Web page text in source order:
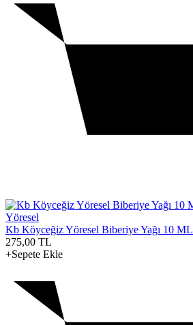
Kb Köyceğiz Yöresel Biberiye Yağı 10 ML
275,00 TL
+Sepete Ekle